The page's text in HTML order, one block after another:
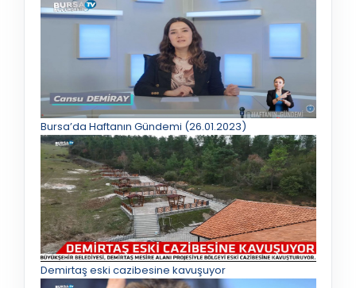
Bursa’da Haftanın Gündemi (26.01.2023)
Demirtaş eski cazibesine kavuşuyor